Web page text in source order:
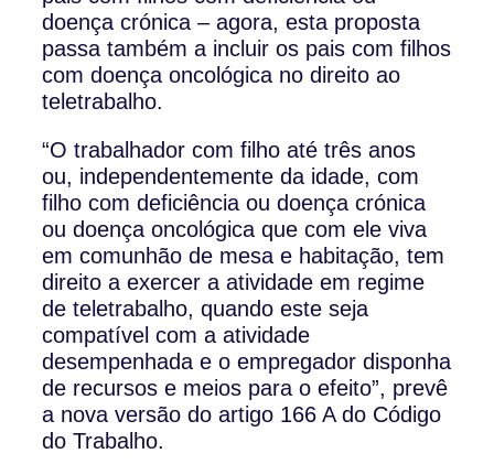
doença crónica – agora, esta proposta
passa também a incluir os pais com filhos
com doença oncológica no direito ao
teletrabalho.
“O trabalhador com filho até três anos
ou, independentemente da idade, com
filho com deficiência ou doença crónica
ou doença oncológica que com ele viva
em comunhão de mesa e habitação, tem
direito a exercer a atividade em regime
de teletrabalho, quando este seja
compatível com a atividade
desempenhada e o empregador disponha
de recursos e meios para o efeito”, prevê
a nova versão do artigo 166 A do Código
do Trabalho.